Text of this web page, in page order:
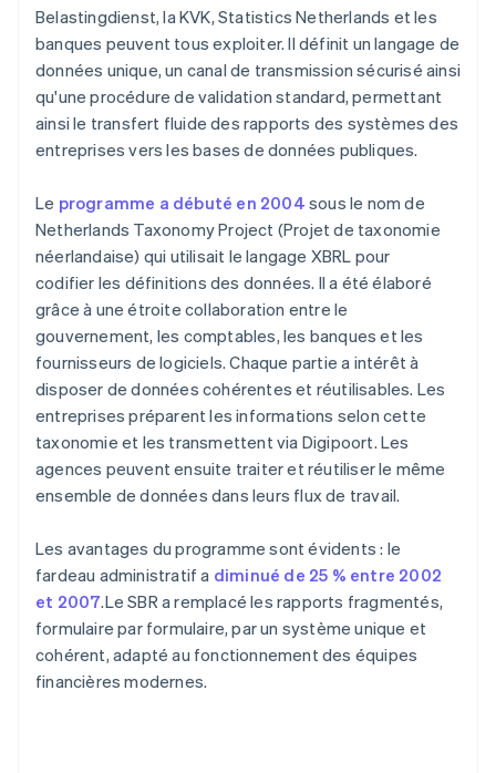
Belastingdienst, la KVK, Statistics Netherlands et les
banques peuvent tous exploiter. Il définit un langage de
données unique, un canal de transmission sécurisé ainsi
qu'une procédure de validation standard, permettant
ainsi le transfert fluide des rapports des systèmes des
entreprises vers les bases de données publiques.
Le programme a débuté en 2004sous le nom de
Netherlands Taxonomy Project (Projet de taxonomie
néerlandaise) qui utilisait le langage XBRL pour
codifier les définitions des données. Il a été élaboré
grâce à une étroite collaboration entre le
gouvernement, les comptables, les banques et les
fournisseurs de logiciels. Chaque partie a intérêt à
disposer de données cohérentes et réutilisables. Les
entreprises préparent les informations selon cette
taxonomie et les transmettent via Digipoort. Les
agences peuvent ensuite traiter et réutiliser le même
ensemble de données dans leurs flux de travail.
Les avantages du programme sont évidents : le
fardeau administratif a diminué de 25 % entre 2002
et 2007.Le SBR a remplacé les rapports fragmentés,
formulaire par formulaire, par un système unique et
cohérent, adapté au fonctionnement des équipes
financières modernes.